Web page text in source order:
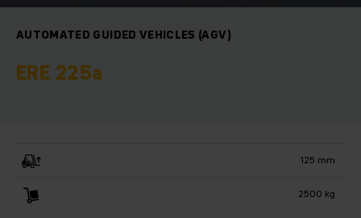
AUTOMATED GUIDED VEHICLES (AGV)
ERE 225a
125 mm
2500 kg